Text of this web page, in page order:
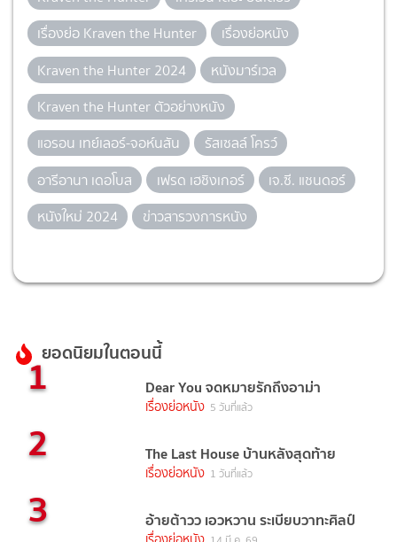
เรื่องย่อ Kraven the Hunter
เรื่องย่อหนัง
Kraven the Hunter 2024
หนังมาร์เวล
Kraven the Hunter ตัวอย่างหนัง
แอรอน เทย์เลอร์-จอห์นสัน
รัสเซลล์ โครว์
อารีอานา เดอโบส
เฟรด เฮชิงเกอร์
เจ.ซี. แชนดอร์
หนังใหม่ 2024
ข่าวสารวงการหนัง
ยอดนิยมในตอนนี้
1 Dear You จดหมายรักถึงอาม่า
เรื่องย่อหนัง 5 วันที่แล้ว
2 The Last House บ้านหลังสุดท้าย
เรื่องย่อหนัง 1 วันที่แล้ว
3 อ้ายต้าวว เอวหวาน ระเบียบวาทะศิลป์